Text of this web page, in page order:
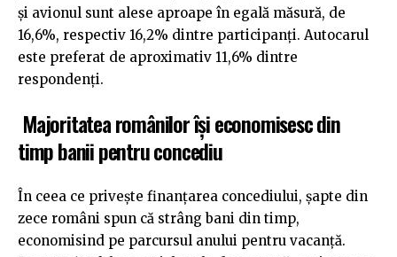
și avionul sunt alese aproape în egală măsură, de
16,6%, respectiv 16,2% dintre participanți. Autocarul
este preferat de aproximativ 11,6% dintre
respondenți.
Majoritatea românilor își economisesc din
timp banii pentru concediu
În ceea ce privește finanțarea concediului, șapte din
zece români spun că strâng bani din timp,
economisind pe parcursul anului pentru vacanță.